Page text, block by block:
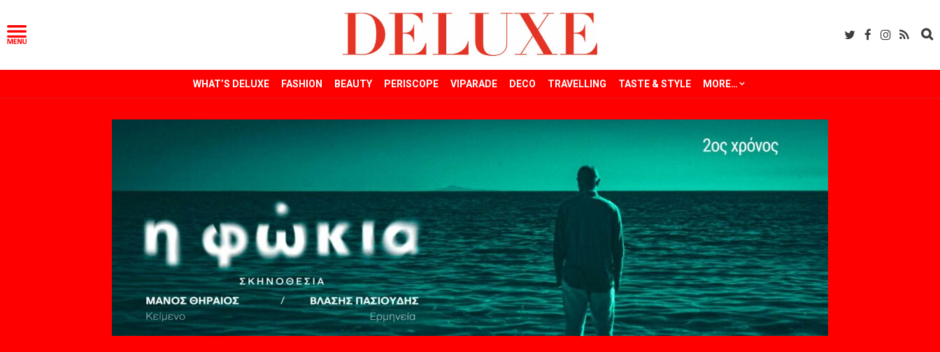
WHAT’S DELUXE FASHION BEAUTY PERISCOPE VIPARADE DECO TRAVELLING TASTE & STYLE MORE…